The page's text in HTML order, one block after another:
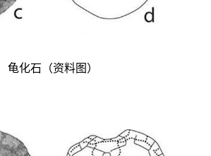
龟化石（资料图）